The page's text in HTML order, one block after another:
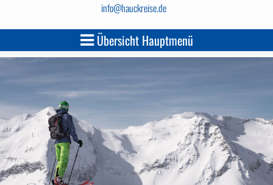
info hauckreise.de
Übersicht Hauptmenü